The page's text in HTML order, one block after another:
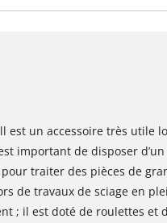
est un accessoire très utile
important de disposer
traiter des pièces de
de travaux de sciage en
; il est doté de roulettes et